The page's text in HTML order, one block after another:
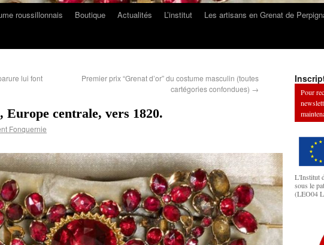
roussillonnais Boutique Actualités L’institut Les artisans en Grenat de
lui font
Premier prix “Grenat d’or” du costume masculin (toutes
cartégories confondues) →
Europe centrale, vers 1820.
Fonquernie
Pour
L'Institut
sous le
(LEO04